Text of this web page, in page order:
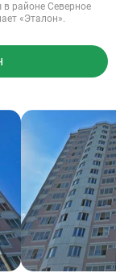
районе Северное
«Эталон».